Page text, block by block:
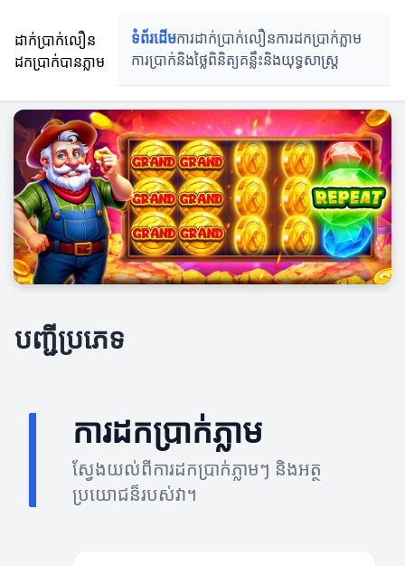
ដាក់ប្រាក់លឿន
ដកប្រាក់បានភ្លាម
ទំព័រដើមការដាក់ប្រាក់លឿនការដកប្រាក់ភ្លាម
ការប្រាក់និងថ្លៃពិនិត្យគន្លឹះនិងយុទ្ធសាស្រ្ត
បញ្ជីប្រភេទ
ការដកប្រាក់ភ្លាម
ស្វែងយល់ពីការដកប្រាក់ភ្លាមៗ និងអត្ថ
ប្រយោជន៏របស់វា។